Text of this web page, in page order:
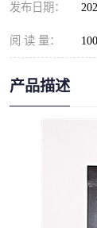
发布日期：
阅 读 量： 100
产品描述